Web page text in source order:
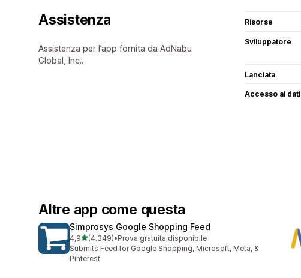
Assistenza
Assistenza per l’app fornita da AdNabu
Global, Inc..
Risorse
Sviluppatore
Lanciata
Accesso ai dati
Altre app come questa
Simprosys Google Shopping Feed
4,9stelle su 5
(4.349)
4349 recensioni totali
•Prova gratuita disponibile
Submits Feed for Google Shopping, Microsoft, Meta, &
Pinterest